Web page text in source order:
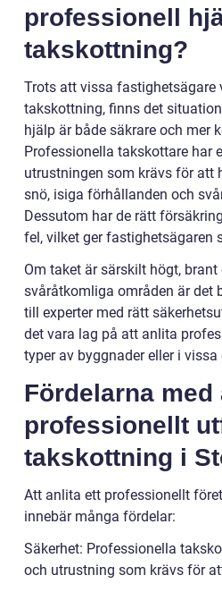
professionell
takskottning?
Trots att vissa fastighetsägare
takskottning, finns det
hjälp är både säkrare och mer
Professionella takskottare har
utrustningen som krävs för att
snö, isiga förhållanden och
Dessutom har de rätt
fel, vilket ger fastighetsägaren
Om taket är särskilt högt,
svåråtkomliga områden är det
till experter med rätt
det vara lag på att anlita
typer av byggnader eller i vissa
Fördelarna med
professionellt
takskottning i
Att anlita ett professionellt
innebär många fördelar:
Säkerhet: Professionella
och utrustning som krävs för